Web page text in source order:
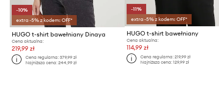
-10%
extra -5% z kodem: OFF*
HUGO t-shirt bawełniany Dinaya
Cena aktualna:
219,99 zł
Cena regularna:379,99 zł
Najniższa cena:244,99 zł
-11%
extra -5% z kodem: OFF*
HUGO t-shirt bawełniany
Cena aktualna:
114,99 zł
Cena regularna: 219,99 zł
Najniższa cena: 129,99 zł